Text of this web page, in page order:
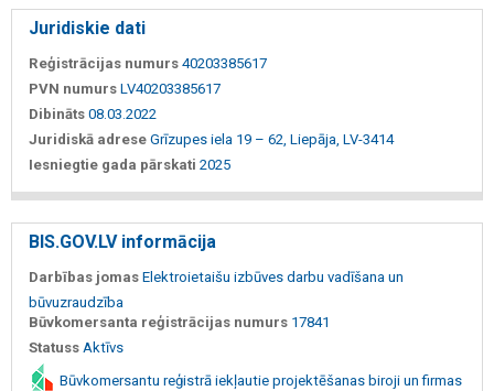
Juridiskie dati
Reģistrācijas numurs 40203385617
PVN numurs LV40203385617
Dibināts 08.03.2022
Juridiskā adrese Grīzupes iela 19 – 62, Liepāja, LV-3414
Iesniegtie gada pārskati 2025
BIS.GOV.LV informācija
Darbības jomas Elektroietaišu izbūves darbu vadīšana un
būvuzraudzība
Būvkomersanta reģistrācijas numurs 17841
Statuss Aktīvs
Būvkomersantu reģistrā iekļautie projektēšanas biroji un firmas